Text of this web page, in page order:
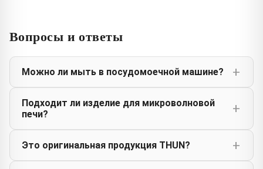
Вопросы и ответы
Можно ли мыть в посудомоечной машине?
Подходит ли изделие для микроволновой
печи?
Это оригинальная продукция THUN?